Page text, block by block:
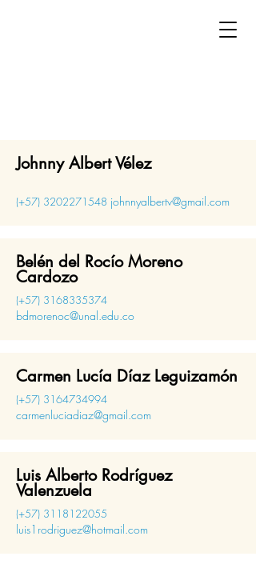
Johnny Albert Vélez
(+57) 3202271548 johnnyalbertv@gmail.com
Belén del Rocío Moreno
Cardozo
(+57) 3168335374
bdmorenoc@unal.edu.co
Carmen Lucía Díaz Leguizamón
(+57) 3164734994
carmenluciadiaz@gmail.com
Luis Alberto Rodríguez
Valenzuela
(+57) 3118122055
luis1rodriguez@hotmail.com